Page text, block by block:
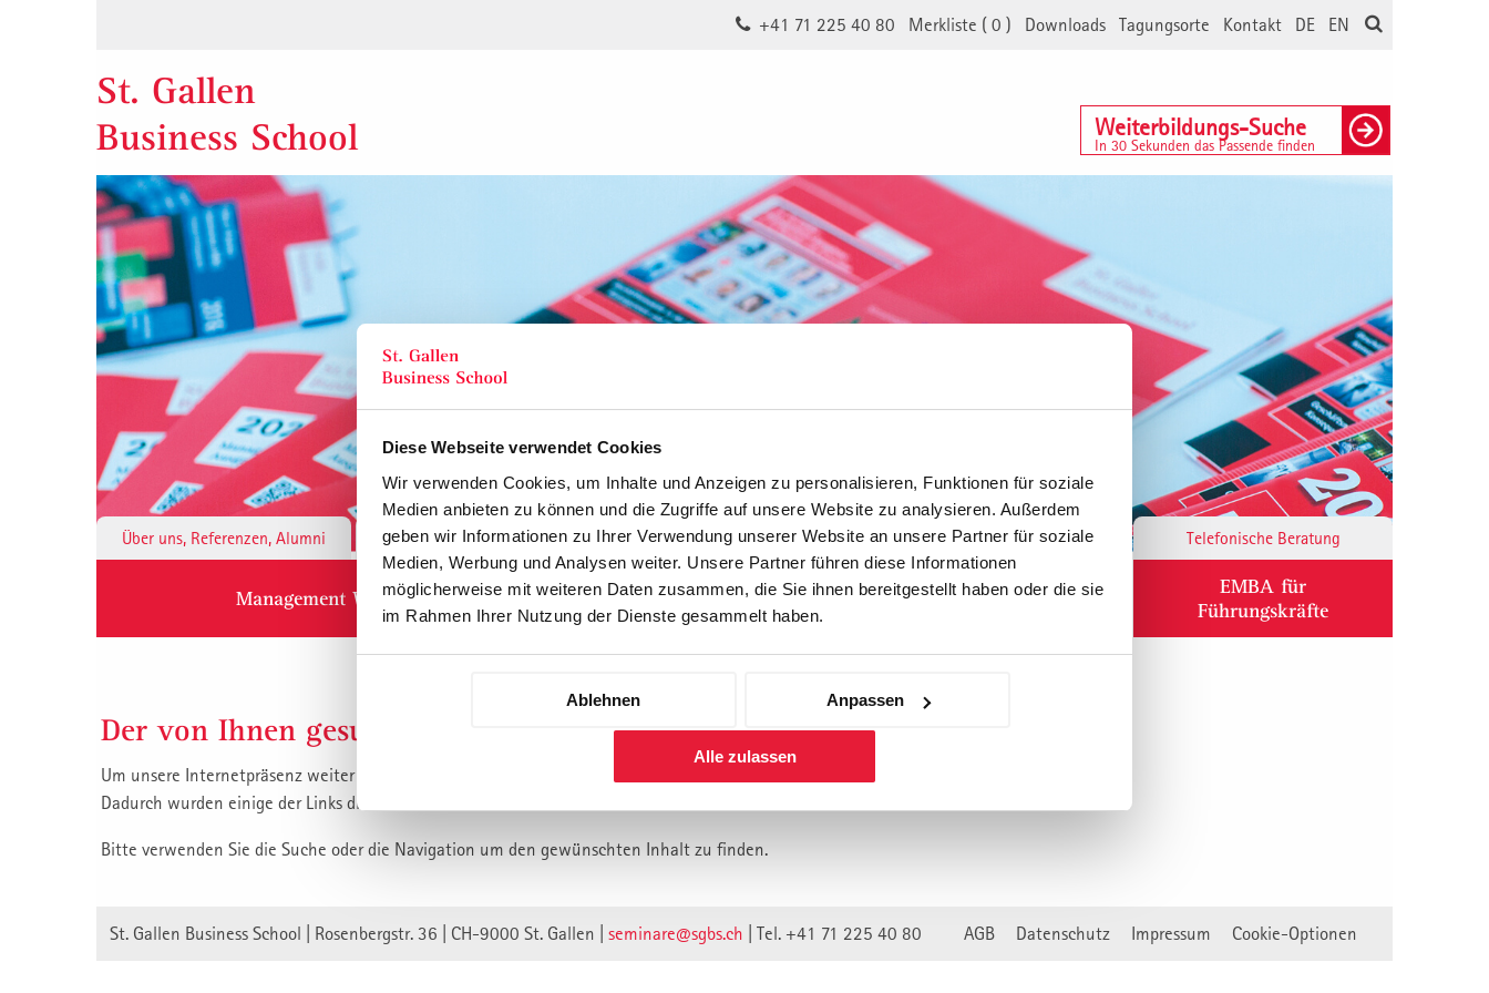
Diese Webseite verwendet Cookies
Wir verwenden Cookies, um Inhalte und Anzeigen zu personalisieren, Funktionen für soziale
Medien anbieten zu können und die Zugriffe auf unsere Website zu analysieren. Außerdem
geben wir Informationen zu Ihrer Verwendung unserer Website an unsere Partner für soziale
Medien, Werbung und Analysen weiter. Unsere Partner führen diese Informationen
möglicherweise mit weiteren Daten zusammen, die Sie ihnen bereitgestellt haben oder die sie
im Rahmen Ihrer Nutzung der Dienste gesammelt haben.
Ablehnen Anpassen
Alle zulassen
EN
DE
Kontakt
Tagungsorte
Downloads
Merkliste (0 )
+41 71 225 40 80
St. Gallen
Business School
Weiterbildungs-Suche
In 30 Sekunden das Passende finden
Über uns, Referenzen, Alumni Institute & Forschung Inhouse, Consulting Corporate Responsibility Telefonische Beratung
Management Weiterbildung
Berufsbegleitendes Praxisstudium
für Führungskräfte
EMBA für
Führungskräfte
Der von Ihnen gesuchte Inhalt ist vermutlich umgezogen.
Um unsere Internetpräsenz weiter zu verbessern, haben wir unsere Webseite auf eine neue technische Basis gestellt.
Dadurch wurden einige der Links die auf unsere Inhalte verweisen unwirksam.
Bitte verwenden Sie die Suche oder die Navigation um den gewünschten Inhalt zu finden.
St. Gallen Business School | Rosenbergstr. 36 | CH-9000 St. Gallen | seminare@sgbs.ch Tel. +41 71 225 40 80 AGB Datenschutz Impressum Cookie-Optionen